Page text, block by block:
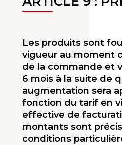
Les produits sont
vigueur au moment
de la commande et
6 mois à la suite de
augmentation sera
fonction du tarif en
effective de
montants sont
conditions